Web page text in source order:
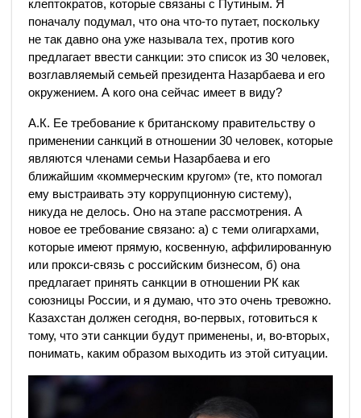
клептократов, которые связаны с Путиным. Я
поначалу подумал, что она что-то путает, поскольку
не так давно она уже называла тех, против кого
предлагает ввести санкции: это список из 30 человек,
возглавляемый семьей президента Назарбаева и его
окружением. А кого она сейчас имеет в виду?
А.К. Ее требование к британскому правительству о
применении санкций в отношении 30 человек, которые
являются членами семьи Назарбаева и его
ближайшим «коммерческим кругом» (те, кто помогал
ему выстраивать эту коррупционную систему),
никуда не делось. Оно на этапе рассмотрения. А
новое ее требование связано: а) с теми олигархами,
которые имеют прямую, косвенную, аффилированную
или прокси-связь с российским бизнесом, б) она
предлагает принять санкции в отношении РК как
союзницы России, и я думаю, что это очень тревожно.
Казахстан должен сегодня, во-первых, готовиться к
тому, что эти санкции будут применены, и, во-вторых,
понимать, каким образом выходить из этой ситуации.